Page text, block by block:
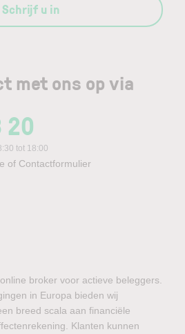
met ons op via
20
tot 18:00
of Contactformulier
Schrijf u in
broker voor actieve beleggers.
in Europa bieden wij
breed scala aan financiële
Klanten kunnen